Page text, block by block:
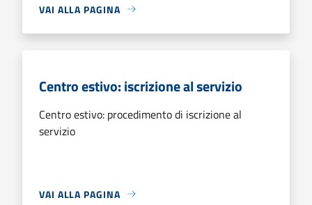
VAI ALLA PAGINA
Centro estivo: iscrizione al servizio
Centro estivo: procedimento di iscrizione al
servizio
VAI ALLA PAGINA